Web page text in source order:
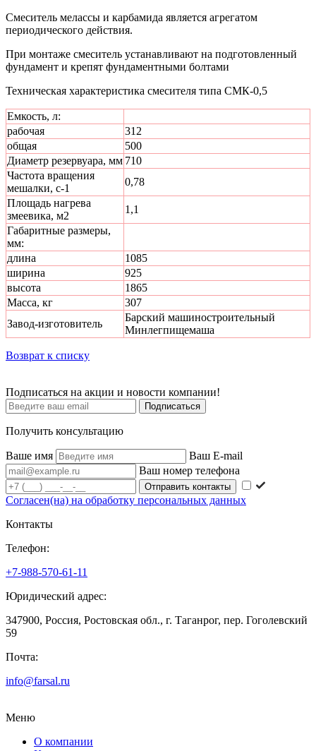
Смеситель мелассы и карбамида является агрегатом
периодического действия.
При монтаже смеситель устанавливают на подготовленный
фундамент и крепят фундаментными болтами
Техническая характеристика смесителя типа СМК-0,5
Емкость, л:
рабочая
312
общая
500
Диаметр резервуара, мм 710
Частота вращения
мешалки, с-1
0,78
Площадь нагрева
змеевика, м2
1,1
Габаритные размеры,
мм:
длина
1085
ширина
925
высота
1865
Масса, кг
307
Завод-изготовитель
Барский машиностроительный
Минлегпищемаша
Возврат к списку
Подписаться на акции и новости компании!
Подписаться
Получить консультацию
Ваше имя
Ваш E-mail
Ваш номер телефона
Согласен(на) на обработку персональных данных
Контакты
Телефон:
+7-988-570-61-11
Юридический адрес:
347900, Россия, Ростовская обл., г. Таганрог, пер. Гоголевский
59
Почта:
info@farsal.ru
Меню
О компании